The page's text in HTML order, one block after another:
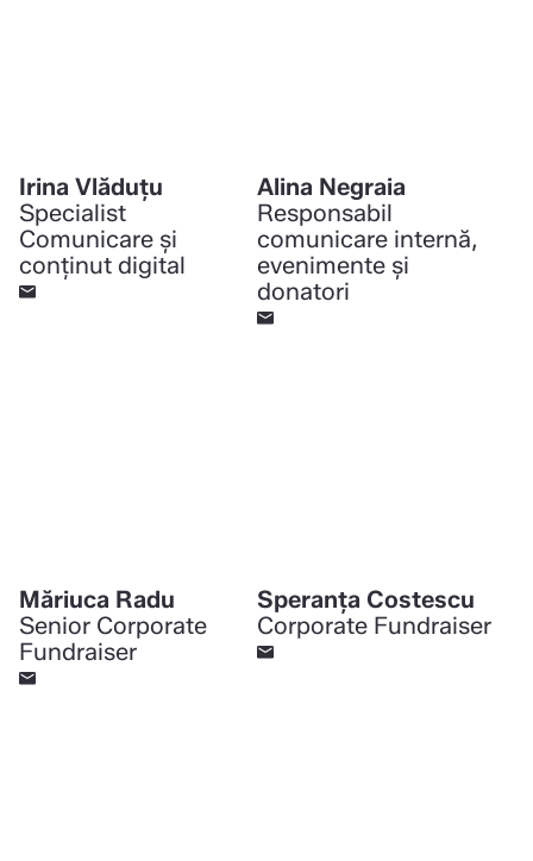
Irina Vlăduţu
Specialist
Comunicare și
conținut digital
Alina Negraia
Responsabil
comunicare internă,
evenimente și
donatori
Măriuca Radu
Senior Corporate
Fundraiser
Speranța Costescu
Corporate Fundraiser